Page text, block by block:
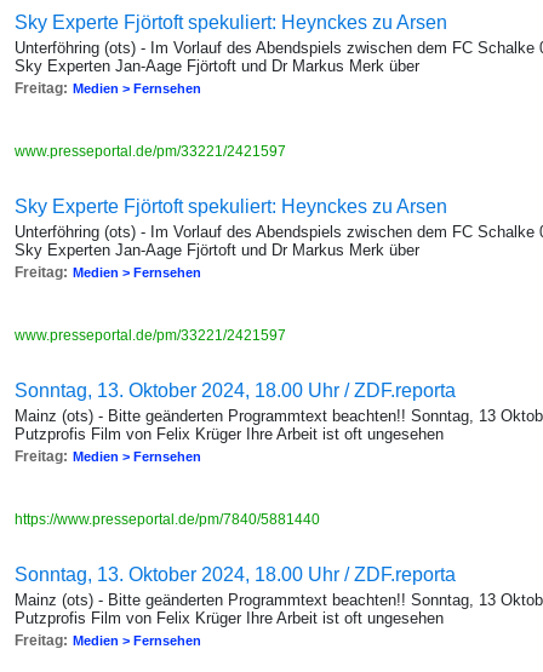
Sky Experte Fjörtoft spekuliert: Heynckes zu Arsen
Unterföhring (ots) - Im Vorlauf des Abendspiels zwischen dem FC
Sky Experten Jan-Aage Fjörtoft und Dr Markus Merk über
Freitag: Medien > Fernsehen
www.presseportal.de/pm/33221/2421597
Sky Experte Fjörtoft spekuliert: Heynckes zu Arsen
Unterföhring (ots) - Im Vorlauf des Abendspiels zwischen dem FC
Sky Experten Jan-Aage Fjörtoft und Dr Markus Merk über
Freitag: Medien > Fernsehen
www.presseportal.de/pm/33221/2421597
Sonntag, 13. Oktober 2024, 18.00 Uhr / ZDF.reporta
Mainz (ots) - Bitte geänderten Programmtext beachten!! Sonntag, 13
Putzprofis Film von Felix Krüger Ihre Arbeit ist oft ungesehen
Freitag: Medien > Fernsehen
https://www.presseportal.de/pm/7840/5881440
Sonntag, 13. Oktober 2024, 18.00 Uhr / ZDF.reporta
Mainz (ots) - Bitte geänderten Programmtext beachten!! Sonntag, 13
Putzprofis Film von Felix Krüger Ihre Arbeit ist oft ungesehen
Freitag: Medien > Fernsehen